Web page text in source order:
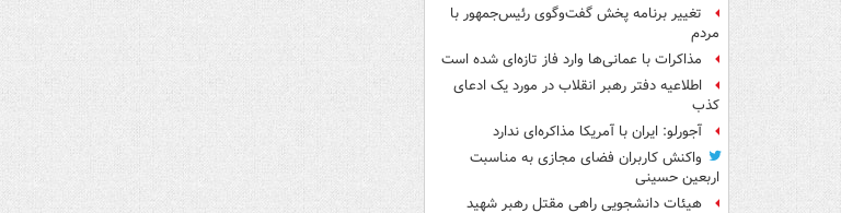
تغییر برنامه پخش گفت‌وگوی رئیس‌جمهور با
مردم
مذاکرات با عمانی‌ها وارد فاز تازه‌ای شده است
اطلاعیه دفتر رهبر انقلاب در مورد یک ادعای
کذب
آجورلو: ایران با آمریکا مذاکره‌ای ندارد
واکنش کاربران فضای مجازی به مناسبت
اربعین حسینی
هیئات دانشجویی راهی مقتل رهبر شهید